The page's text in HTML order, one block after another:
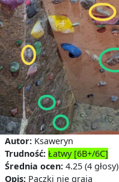
Autor: Ksaweryn
Trudność: Łatwy [6B+/6C]
Średnia ocen: 4.25 (4 głosy)
Opis: Paczki nie grają